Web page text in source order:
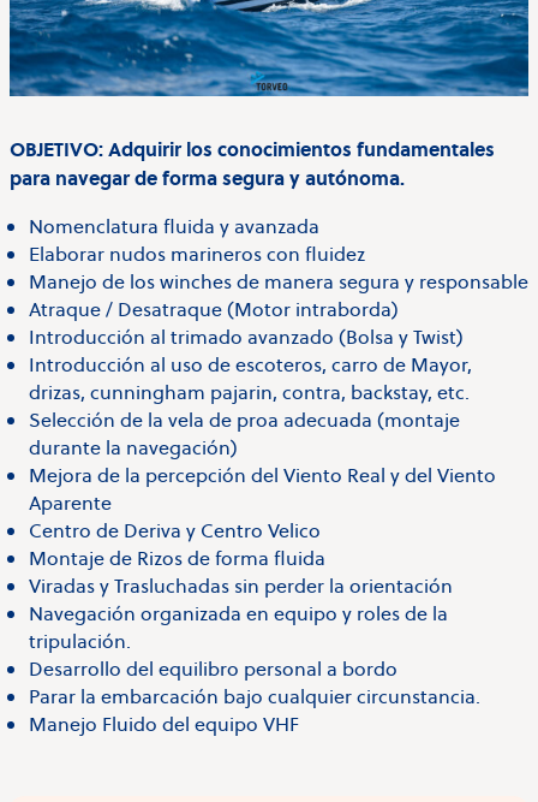
OBJETIVO: Adquirir los conocimientos fundamentales
para navegar de forma segura y autónoma.
Nomenclatura fluida y avanzada
Elaborar nudos marineros con fluidez
Manejo de los winches de manera segura y responsable
Atraque / Desatraque (Motor intraborda)
Introducción al trimado avanzado (Bolsa y Twist)
Introducción al uso de escoteros, carro de Mayor,
drizas, cunningham pajarin, contra, backstay, etc.
Selección de la vela de proa adecuada (montaje
durante la navegación)
Mejora de la percepción del Viento Real y del Viento
Aparente
Centro de Deriva y Centro Velico
Montaje de Rizos de forma fluida
Viradas y Trasluchadas sin perder la orientación
Navegación organizada en equipo y roles de la
tripulación.
Desarrollo del equilibro personal a bordo
Parar la embarcación bajo cualquier circunstancia.
Manejo Fluido del equipo VHF